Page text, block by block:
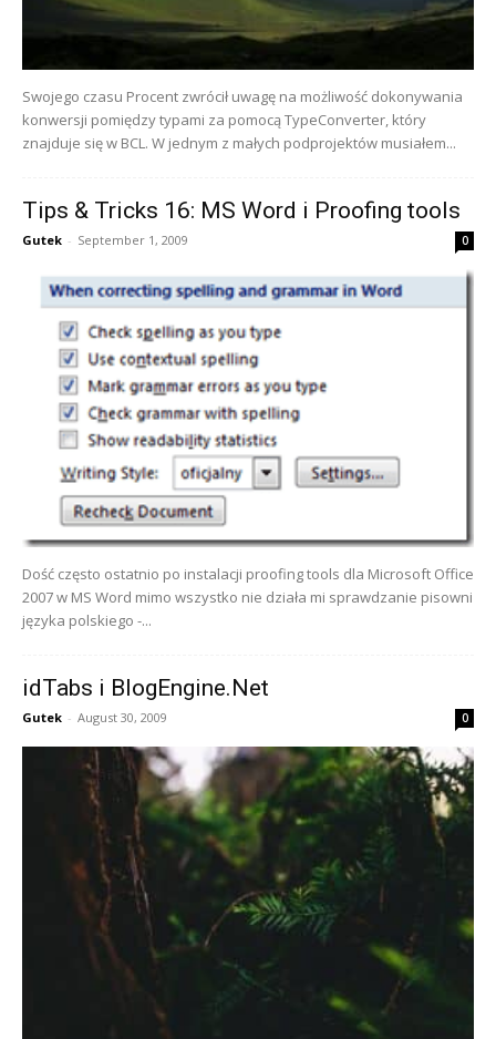
Swojego czasu Procent zwrócił uwagę na możliwość dokonywania
konwersji pomiędzy typami za pomocą TypeConverter, który
znajduje się w BCL. W jednym z małych podprojektów musiałem...
Tips & Tricks 16: MS Word i Proofing tools
Gutek - September 1, 2009 0
Dość często ostatnio po instalacji proofing tools dla Microsoft Office
2007 w MS Word mimo wszystko nie działa mi sprawdzanie pisowni
języka polskiego -...
idTabs i BlogEngine.Net
Gutek - August 30, 2009 0